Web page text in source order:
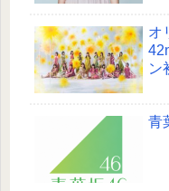
オ
ン
青